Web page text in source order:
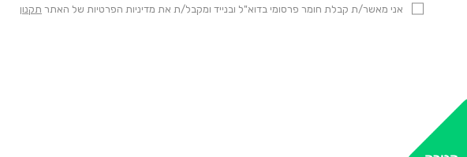
אני מאשר/ת קבלת חומר פרסומי בדוא"ל ובנייד ומקבל/ת את מדיניות הפרטיות של האתר תקנון